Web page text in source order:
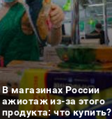
В магазинах России
ажиотаж из-за этого
продукта: что купить?